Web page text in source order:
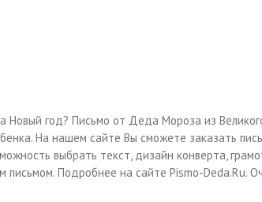
Новый год? Письмо от Деда Мороза из
На нашем сайте Вы сможете заказать
выбрать текст, дизайн конверта,
Подробнее на сайте Pismo-Deda.Ru.